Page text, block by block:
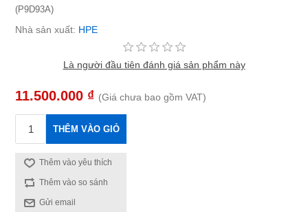
(P9D93A)
Nhà sản xuất: HPE
Là người đầu tiên đánh giá sản phẩm này
11.500.000 ₫ (Giá chưa bao gồm VAT)
THÊM VÀO GIỎ
Thêm vào yêu thích
Thêm vào so sánh
Gửi email